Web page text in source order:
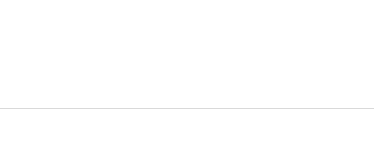
s'appuient sur des objets de la